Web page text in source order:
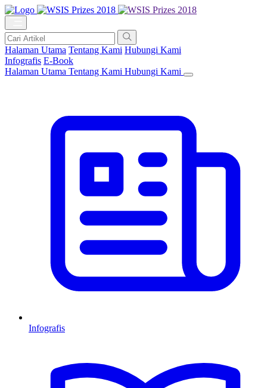
Halaman Utama Tentang Kami Hubungi Kami
Infografis E-Book
Halaman Utama Tentang Kami Hubungi Kami
Infografis